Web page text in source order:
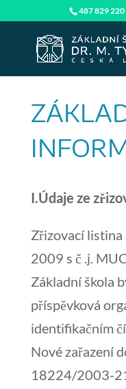
487 829 220
I.Údaje ze
Zřizovací listina
2009 s č .j.
Základní škola
příspěvková
identifikačním
Nové zařazení
18224/2003-